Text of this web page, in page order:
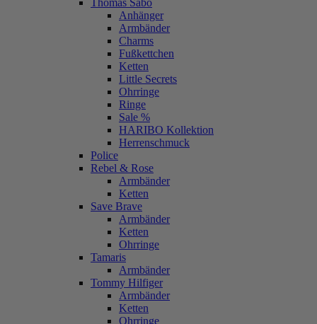
Thomas Sabo
Anhänger
Armbänder
Charms
Fußkettchen
Ketten
Little Secrets
Ohrringe
Ringe
Sale %
HARIBO Kollektion
Herrenschmuck
Police
Rebel & Rose
Armbänder
Ketten
Save Brave
Armbänder
Ketten
Ohrringe
Tamaris
Armbänder
Tommy Hilfiger
Armbänder
Ketten
Ohrringe